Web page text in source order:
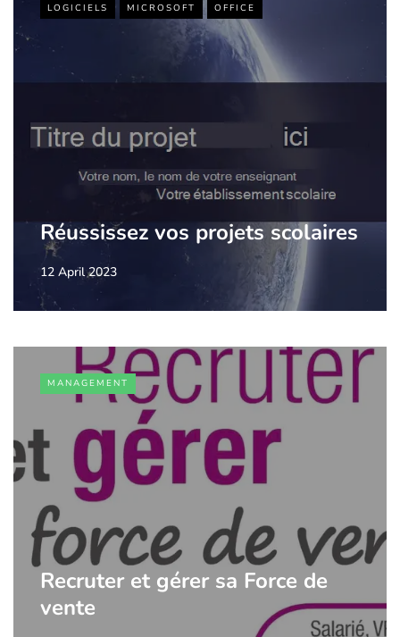
LOGICIELS MICROSOFT OFFICE
Réussissez vos projets scolaires
12 April 2023
MANAGEMENT
Recruter et gérer sa Force de
vente